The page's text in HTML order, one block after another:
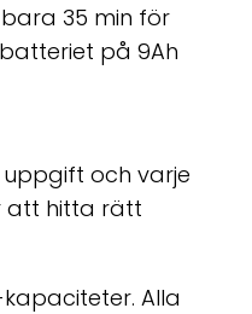
35 min för
på 9Ah
och varje
att hitta rätt
Alla